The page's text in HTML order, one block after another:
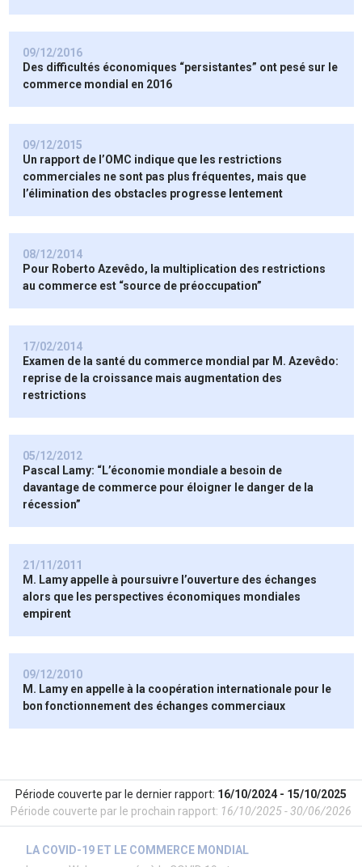
09/12/2016
Des difficultés économiques “persistantes” ont pesé sur le
commerce mondial en 2016
09/12/2015
Un rapport de l’OMC indique que les restrictions
commerciales ne sont pas plus fréquentes, mais que
l’élimination des obstacles progresse lentement
08/12/2014
Pour Roberto Azevêdo, la multiplication des restrictions
au commerce est “source de préoccupation”
17/02/2014
Examen de la santé du commerce mondial par M. Azevêdo:
reprise de la croissance mais augmentation des
restrictions
05/12/2012
Pascal Lamy: “L’économie mondiale a besoin de
davantage de commerce pour éloigner le danger de la
récession”
21/11/2011
M. Lamy appelle à poursuivre l’ouverture des échanges
alors que les perspectives économiques mondiales
empirent
09/12/2010
M. Lamy en appelle à la coopération internationale pour le
bon fonctionnement des échanges commerciaux
Période couverte par le dernier rapport: 16/10/2024 - 15/10/2025
Période couverte par le prochain rapport: 16/10/2025 - 30/06/2026
LA COVID-19 ET LE COMMERCE MONDIAL